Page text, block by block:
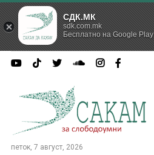
петок, 7 август, 2026
СДК.МК
sdk.com.mk
Бесплатно на Google Play